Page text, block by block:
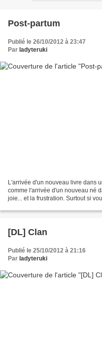
Post-partum
Publié le 26/10/2012 à 23:47
Par ladyteruki
L'arrivée d'un nouveau livre dans
comme l'arrivée d'un nouveau né
joie... et la frustration. Surtout si
[DL] Clan
Publié le 25/10/2012 à 21:16
Par ladyteruki